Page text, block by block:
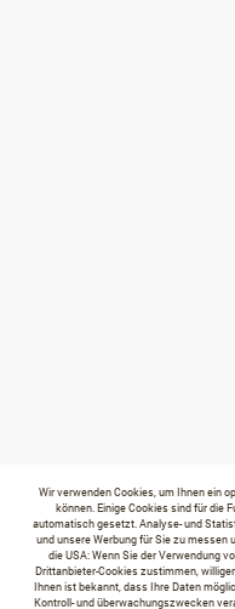
Wir verwenden Cookies, um Ihnen ein
können. Einige Cookies sind für die
automatisch gesetzt. Analyse- und
und unsere Werbung für Sie zu messen
die USA: Wenn Sie der Verwendung
Drittanbieter-Cookies zustimmen,
Ihnen ist bekannt, dass Ihre Daten
Kontroll- und überwachungszwecken